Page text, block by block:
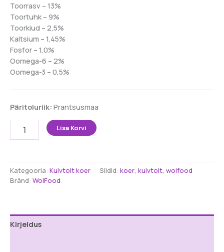
Toorrasv – 13%
Toortuhk – 9%
Toorkiud – 2,5%
Kaltsium – 1,45%
Fosfor – 1,0%
Oomega-6 – 2%
Oomega-3 – 0,5%
Päritoluriik: Prantsusmaa
Essential
–
kuivtoit
täiskasvanud
suure
tõu
Lisa Korvi
Kategooria: Kuivtoit koer Sildid: koer, kuivtoit, wolfood
Bränd: WolFood
Kirjeldus